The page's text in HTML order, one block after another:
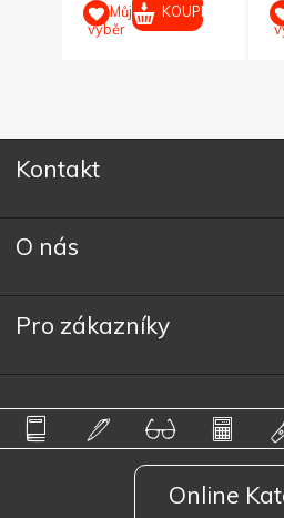
Můj
výběr
KOUPIT
Kontakt
O nás
Pro zákazníky
Online